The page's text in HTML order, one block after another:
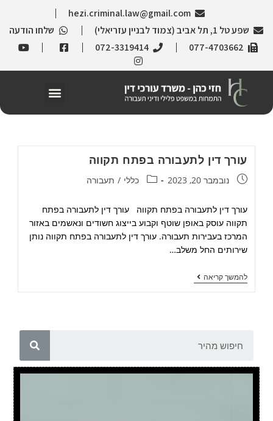
hezi.criminal.law@gmail.com
שפע טל 1, תל אביב (צמוד לבניין עזריאלי)
שלחו הודעה
077-4703662
072-3319414
עורך דין לתעבורה בפתח תקווה
נובמבר 20, 2023 כללי / תעבורה
עורך דין לתעבורה בפתח תקווה עורך דין לתעבורה בפתח
תקווה עוסק באופן שוטף וקבוע בייצוג חשודים ונאשמים באזור
המרכז בעבירות תעבורה. עורך דין לתעבורה בפתח תקווה נותן
שירותים החל משלב…
להמשך קריאה